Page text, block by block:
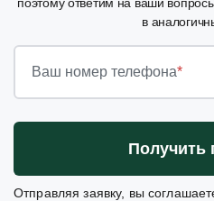
в
Ваш номер телефона*
Отправляя заявку, вы